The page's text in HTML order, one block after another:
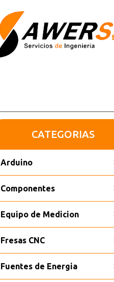
CATEGORIAS
Arduino
Componentes
Equipo de Medicion
Fresas CNC
Fuentes de Energia